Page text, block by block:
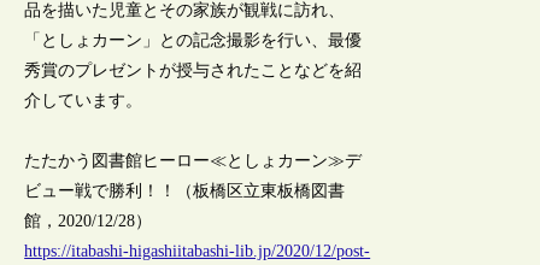
品を描いた児童とその家族が観戦に訪れ、
「としょカーン」との記念撮影を行い、最優
秀賞のプレゼントが授与されたことなどを紹
介しています。
たたかう図書館ヒーロー≪としょカーン≫デ
ビュー戦で勝利！！（板橋区立東板橋図書
館，2020/12/28）
https://itabashi-higashiitabashi-lib.jp/2020/12/post-